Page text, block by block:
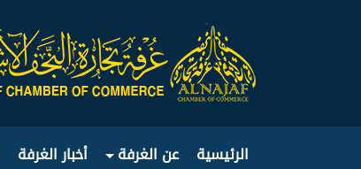
الرئيسية عن الغرفة أخبار الغرفة